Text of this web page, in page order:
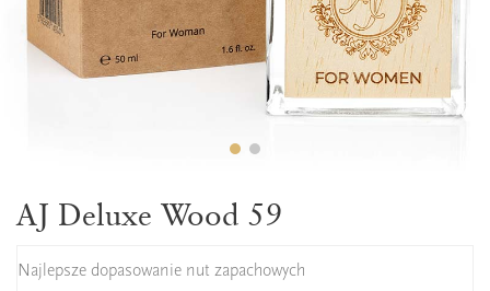
AJ Deluxe Wood 59
Najlepsze dopasowanie nut zapachowych